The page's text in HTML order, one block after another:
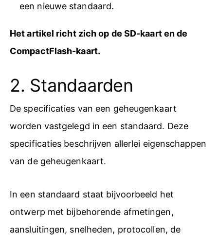
een nieuwe standaard.
Het artikel richt zich op de SD-kaart en de
CompactFlash-kaart.
2. Standaarden
De specificaties van een geheugenkaart
worden vastgelegd in een standaard. Deze
specificaties beschrijven allerlei eigenschappen
van de geheugenkaart.
In een standaard staat bijvoorbeeld het
ontwerp met bijbehorende afmetingen,
aansluitingen, snelheden, protocollen, de